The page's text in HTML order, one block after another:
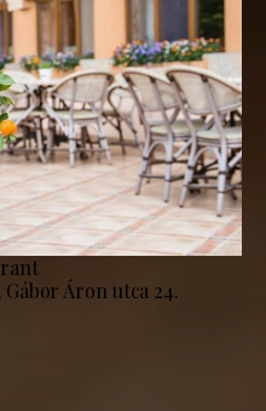
Áron utca 24.